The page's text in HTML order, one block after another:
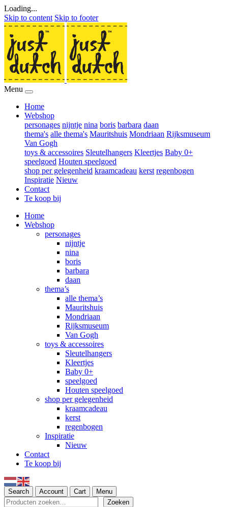
Loading...
Skip to content Skip to footer
Menu
Home
Webshop
personages nijntje nina boris barbara daan
thema's alle thema's Mauritshuis Mondriaan Rijksmuseum
Van Gogh
toys & accessoires Sleutelhangers Kleertjes Baby 0+
speelgoed Houten speelgoed
shop per gelegenheid kraamcadeau kerst regenbogen
Inspiratie Nieuw
Contact
Te koop bij
Home
Webshop
personages
nijntje
nina
boris
barbara
daan
thema’s
alle thema’s
Mauritshuis
Mondriaan
Rijksmuseum
Van Gogh
toys & accessoires
Sleutelhangers
Kleertjes
Baby 0+
speelgoed
Houten speelgoed
shop per gelegenheid
kraamcadeau
kerst
regenbogen
Inspiratie
Nieuw
Contact
Te koop bij
Search Account Cart Menu
Zoeken Zoeken